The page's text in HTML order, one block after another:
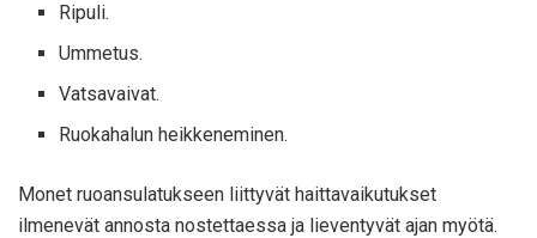
Ripuli.
Ummetus.
Vatsavaivat.
Ruokahalun heikkeneminen.
Monet ruoansulatukseen liittyvät haittavaikutukset
ilmenevät annosta nostettaessa ja lieventyvät ajan myötä.